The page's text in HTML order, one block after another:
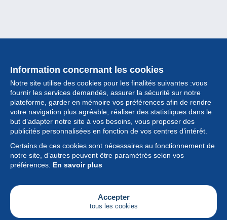
Information concernant les cookies
Notre site utilise des cookies pour les finalités suivantes :vous
fournir les services demandés, assurer la sécurité sur notre
plateforme, garder en mémoire vos préférences afin de rendre
votre navigation plus agréable, réaliser des statistiques dans le
but d’adapter notre site à vos besoins, vous proposer des
publicités personnalisées en fonction de vos centres d’intérêt.
Certains de ces cookies sont nécessaires au fonctionnement de
notre site, d’autres peuvent être paramétrés selon vos
préférences. En savoir plus
Accepter
tous les cookies
Collection
Actualités
Fonctionnalités
Société
Services